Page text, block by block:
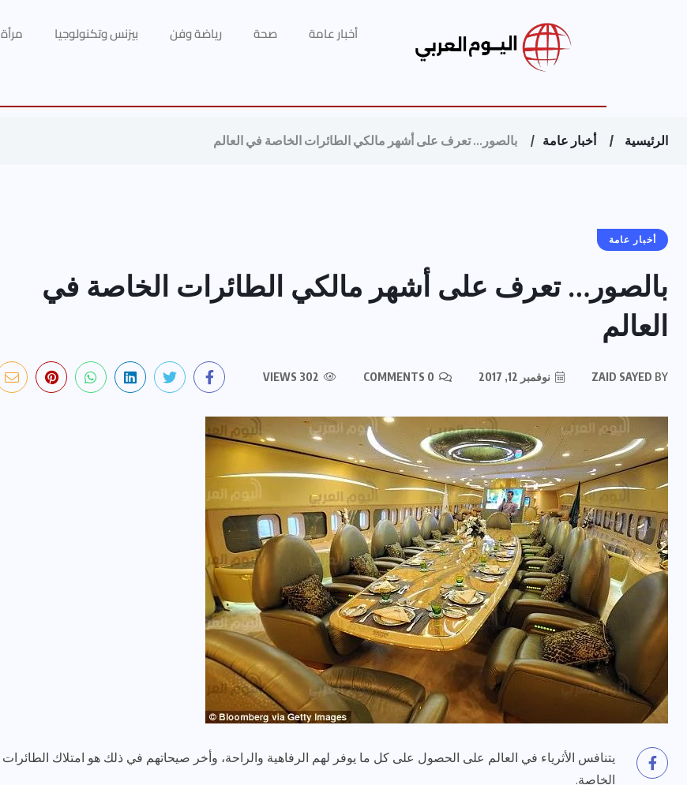
أخبار عامة صحة رياضة وفن بيزنس وتكنولوجيا مرأة
الرئيسية أخبار عامة بالصور… تعرف على أشهر مالكي الطائرات الخاصة في العالم
أخبار عامة
بالصور… تعرف على أشهر مالكي الطائرات الخاصة في
العالم
BY نوفمبر 12, 2017
يتنافس الأثرياء في العالم على الحصول على كل ما يوفر لهم الرفاهية والراحة، وأخر صيحاتهم في ذلك هو امتلاك الطائرات
الخاصة.